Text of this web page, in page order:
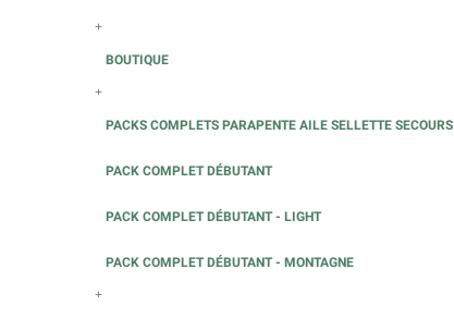
+
BOUTIQUE
+
PACKS COMPLETS PARAPENTE AILE SELLETTE SECOURS
PACK COMPLET DÉBUTANT
PACK COMPLET DÉBUTANT - LIGHT
PACK COMPLET DÉBUTANT - MONTAGNE
+